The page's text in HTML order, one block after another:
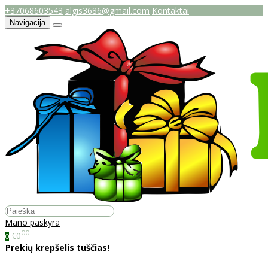
+37068603543 algis3686@gmail.com Kontaktai
Navigacija
Mano paskyra
0 €000
Prekių krepšelis tuščias!